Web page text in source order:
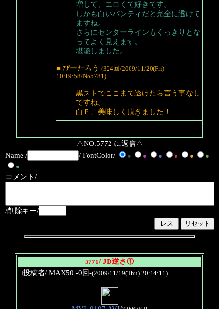
増して、エロくて好きです。
しかも白いパンティだと完全に透けて
ますね。
さらにセンターラインもくっきりとな
ってよく見えます。
堪能しました。
■ ぴーたろう (324回/2009/11/20(Fri)
10:19:58/No5781)
黒ストでここまで透けたら言う事なし
ですね。
白Ｐ、美味しく頂きました！
△NO.5772 に返信△
Name /
/ FontColor/ ● ● ● ● ●
●
●
コメント/
/削除キー/
5771/ JD逆さ①
□投稿者/ MAX50 -0回-(2009/11/19(Thu) 20:14:11)